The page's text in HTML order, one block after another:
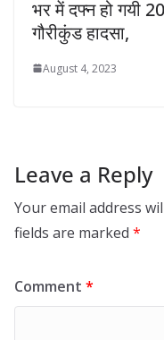
भर में दफ्न हो गयी
गौरीकुंड हादसा,
August 4, 2023
Leave a Reply
Your email address
fields are marked *
Comment *